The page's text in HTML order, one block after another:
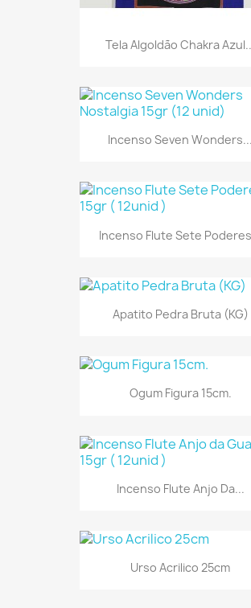
Tela Algoldão Chakra
Incenso Seven Wonders...
Incenso Flute Sete
Apatito Pedra Bruta (KG)
Ogum Figura 15cm.
Incenso Flute Anjo Da...
Urso Acrilico 25cm